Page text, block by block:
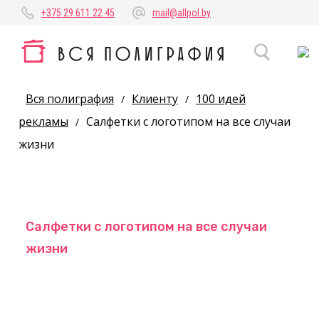
+375 29 611 22 45 mail@allpol.by
Вся полиграфия / Клиенту /
100 идей
рекламы / Салфетки с логотипом на все случаи
жизни
Салфетки с логотипом на все случаи
жизни